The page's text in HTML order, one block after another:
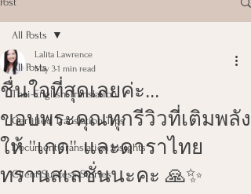
All Posts
Thai-English Translation
Certified Translation Tips
Document Translation Insights
Client Success Stories
All Posts
ชื่นใจที่สุดเลยค่ะ...
ขอบพระคุณทุกรีวิวที่เติมพลัง
ให้ "เกด" และดาราไทย
ทรานสเลชั่นนะคะ 🙏✨
Lalita Lawrence
May 31 min read